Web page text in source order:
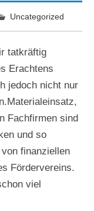
Uncategorized
tatkräftig
Erachtens
jedoch nicht nur
Fachfirmen sind
und so
finanziellen
Fördervereins.
viel